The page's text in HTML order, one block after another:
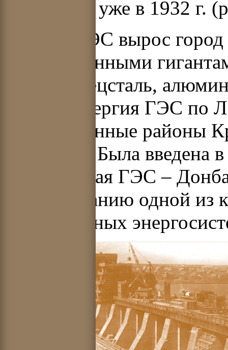
в действие уже в 1932 г.
Рядом с ГЭС вырос
промышленными
Днепроспецсталь,
Электроэнергия ГЭС по
промышленные районы
Никополя. Была
Днепровская ГЭС –
формированию одной из
объединенных